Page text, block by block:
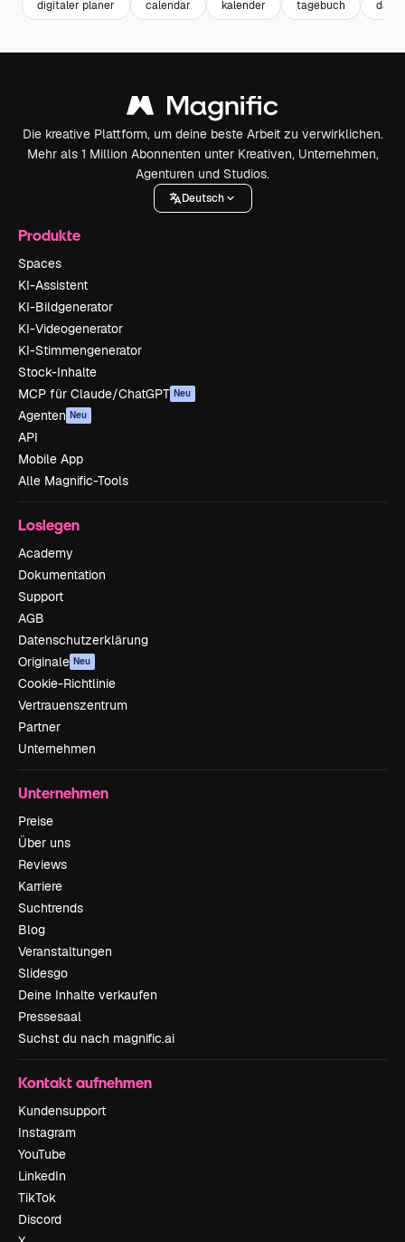
digitaler planer calendar kalender tagebuch
Die kreative Plattform, um deine beste Arbeit zu verwirklichen.
Mehr als 1 Million Abonnenten unter Kreativen, Unternehmen,
Agenturen und Studios.
Deutsch
Produkte
Spaces
KI-Assistent
KI-Bildgenerator
KI-Videogenerator
KI-Stimmengenerator
Stock-Inhalte
MCP für Claude/ChatGPT Neu
Agenten Neu
API
Mobile App
Alle Magnific-Tools
Loslegen
Academy
Dokumentation
Support
AGB
Datenschutzerklärung
Originale Neu
Cookie-Richtlinie
Vertrauenszentrum
Partner
Unternehmen
Unternehmen
Preise
Über uns
Reviews
Karriere
Suchtrends
Blog
Veranstaltungen
Slidesgo
Deine Inhalte verkaufen
Pressesaal
Suchst du nach magnific.ai
Kontakt aufnehmen
Kundensupport
Instagram
YouTube
LinkedIn
TikTok
Discord